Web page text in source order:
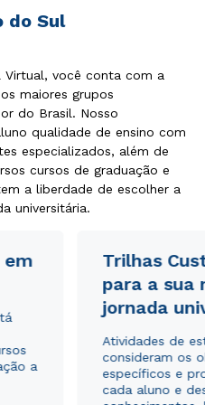
do Sul
Virtual, você conta com a
maiores grupos
do Brasil. Nosso
qualidade de ensino com
especializados, além de
cursos de graduação e
a liberdade de escolher a
universitária.
em
a
Trilhas
para a sua
jornada
Atividades de
consideram os
específicos e
cada aluno e
de Privacidade.
e
utilizados para o
do Sul.